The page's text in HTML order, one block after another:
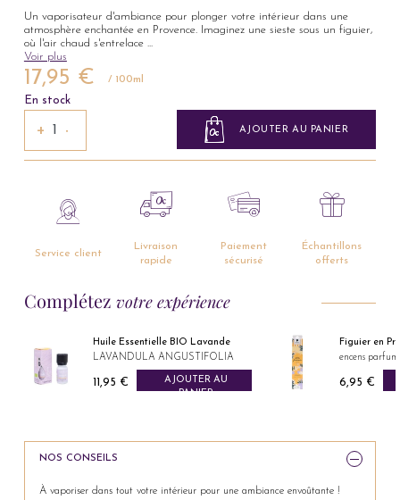
Un vaporisateur d'ambiance pour plonger votre intérieur dans une
atmosphère enchantée en Provence. Imaginez une sieste sous un figuier,
où l'air chaud s'entrelace ...
Voir plus
17,95 € / 100ml
En stock
AJOUTER AU PANIER
+ −
Service client
Livraison
rapide
Paiement
sécurisé
Échantillons
offerts
Complétez votre expérience
BIO Lavande
ANGUSTIFOLIA
AJOUTER AU
Figuier en Provence
encens parfumé
Prix
6,95 €
AJOUTER AU
NOS CONSEILS
À vaporiser dans tout votre intérieur pour une ambiance envoûtante !